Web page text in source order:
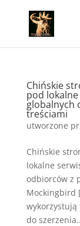
Chińskie
pod
globalnych
treściami
utworzone
Chińskie
lokalne
odbiorców z
Mockingbird
wykorzystują
do